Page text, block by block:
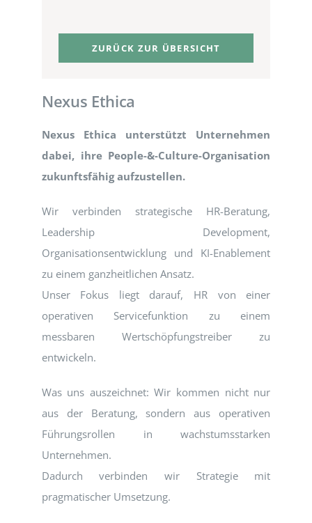
ZURÜCK ZUR ÜBERSICHT
Nexus Ethica
Nexus Ethica unterstützt Unternehmen
dabei, ihre People-&-Culture-Organisation
zukunftsfähig aufzustellen.
Wir verbinden strategische HR-Beratung,
Leadership Development,
Organisationsentwicklung und KI-Enablement
zu einem ganzheitlichen Ansatz.
Unser Fokus liegt darauf, HR von einer
operativen Servicefunktion zu einem
messbaren Wertschöpfungstreiber zu
entwickeln.
Was uns auszeichnet: Wir kommen nicht nur
aus der Beratung, sondern aus operativen
Führungsrollen in wachstumsstarken
Unternehmen.
Dadurch verbinden wir Strategie mit
pragmatischer Umsetzung.